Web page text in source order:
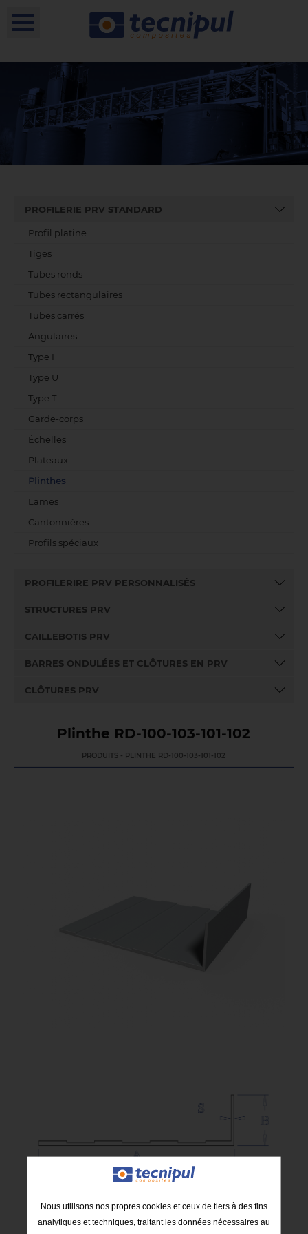
PROFILERIE PRV STANDARD
Profil platine
Tiges
Tubes ronds
Tubes rectangulaires
Tubes carrés
Angulaires
Type I
Type U
Type T
Garde-corps
Échelles
Plateaux
Plinthes
Lames
Cantonnières
Profils spéciaux
PROFILERIRE PRV PERSONNALISÉS
STRUCTURES PRV
CAILLEBOTIS PRV
BARRES ONDULÉES ET CLÔTURES EN PRV
CLÔTURES PRV
Plinthe RD-100-103-101-102
PRODUITS - PLINTHE RD-100-103-101-102
Nous utilisons nos propres cookies et ceux de tiers à des fins
analytiques et techniques, traitant les données nécessaires au